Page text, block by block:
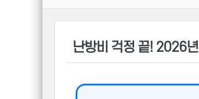
난방비 걱정 끝! 2026